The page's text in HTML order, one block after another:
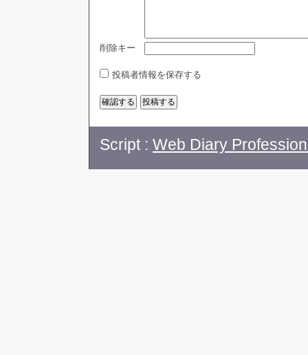
削除キー
投稿者情報を保存する
Script : Web Diary